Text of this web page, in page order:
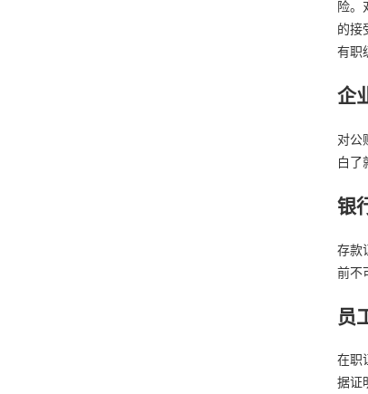
险。
的接
有职
企
对公
白了
银
存款
前不
员
在职
据证